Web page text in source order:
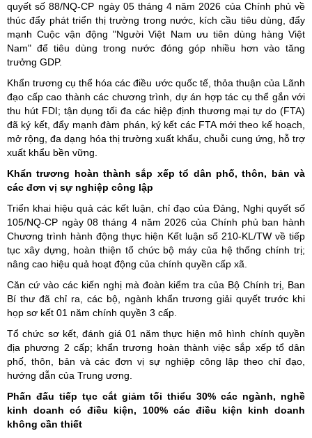
quyết số 88/NQ-CP ngày 05 tháng 4 năm 2026 của Chính phủ về
thúc đẩy phát triển thị trường trong nước, kích cầu tiêu dùng, đẩy
mạnh Cuộc vận động "Người Việt Nam ưu tiên dùng hàng Việt
Nam" để tiêu dùng trong nước đóng góp nhiều hơn vào tăng
trưởng GDP.
Khẩn trương cụ thể hóa các điều ước quốc tế, thỏa thuận của Lãnh
đạo cấp cao thành các chương trình, dự án hợp tác cụ thể gắn với
thu hút FDI; tận dụng tối đa các hiệp định thương mại tự do (FTA)
đã ký kết, đẩy mạnh đàm phán, ký kết các FTA mới theo kế hoạch,
mở rộng, đa dạng hóa thị trường xuất khẩu, chuỗi cung ứng, hỗ trợ
xuất khẩu bền vững.
Khẩn trương hoàn thành sắp xếp tổ dân phố, thôn, bản và
các đơn vị sự nghiệp công lập
Triển khai hiệu quả các kết luận, chỉ đạo của Đảng, Nghị quyết số
105/NQ-CP ngày 08 tháng 4 năm 2026 của Chính phủ ban hành
Chương trình hành động thực hiện Kết luận số 210-KL/TW về tiếp
tục xây dựng, hoàn thiện tổ chức bộ máy của hệ thống chính trị;
nâng cao hiệu quả hoạt động của chính quyền cấp xã.
Căn cứ vào các kiến nghị mà đoàn kiểm tra của Bộ Chính trị, Ban
Bí thư đã chỉ ra, các bộ, ngành khẩn trương giải quyết trước khi
họp sơ kết 01 năm chính quyền 3 cấp.
Tổ chức sơ kết, đánh giá 01 năm thực hiện mô hình chính quyền
địa phương 2 cấp; khẩn trương hoàn thành việc sắp xếp tổ dân
phố, thôn, bản và các đơn vị sự nghiệp công lập theo chỉ đạo,
hướng dẫn của Trung ương.
Phấn đấu tiếp tục cắt giảm tối thiểu 30% các ngành, nghề
kinh doanh có điều kiện, 100% các điều kiện kinh doanh
không cần thiết